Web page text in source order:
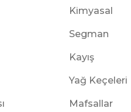
Kimyasal
Segman
Kayış
Yağ Keçeleri
Mafsallar